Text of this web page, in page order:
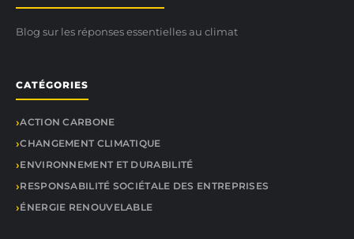
Blog sur les réponses essentielles au climat
CATÉGORIES
ACTION CARBONE
CHANGEMENT CLIMATIQUE
ENVIRONNEMENT ET DURABILITÉ
RESPONSABILITÉ SOCIÉTALE DES ENTREPRISES
ÉNERGIE RENOUVELABLE